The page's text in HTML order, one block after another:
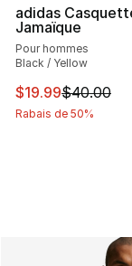
adidas
Jamaïque
Pour hommes
Black / Yellow
Cet article est
$19.99$40.00
Rabais de 50%